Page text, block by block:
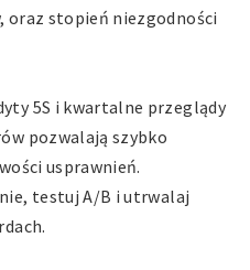
oraz stopień niezgodności
5S i kwartalne przeglądy
pozwalają szybko
usprawnień.
testuj A/B i utrwalaj